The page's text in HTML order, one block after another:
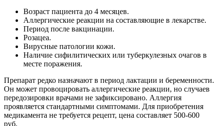
Возраст пациента до 4 месяцев.
Аллергические реакции на составляющие в лекарстве.
Период после вакцинации.
Розацеа.
Вирусные патологии кожи.
Наличие сифилитических или туберкулезных очагов в
месте поражения.
Препарат редко назначают в период лактации и беременности.
Он может провоцировать аллергические реакции, но случаев
передозировки врачами не зафиксировано. Аллергия
проявляется стандартными симптомами. Для приобретения
медикамента не требуется рецепт, цена составляет 500-600
руб.